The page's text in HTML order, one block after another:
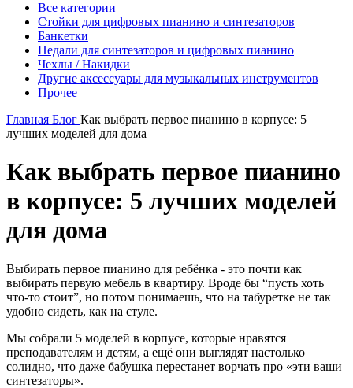
Все категории
Стойки для цифровых пианино и синтезаторов
Банкетки
Педали для синтезаторов и цифровых пианино
Чехлы / Накидки
Другие аксессуары для музыкальных инструментов
Прочее
Главная Блог Как выбрать первое пианино в корпусе: 5
лучших моделей для дома
Как выбрать первое пианино
в корпусе: 5 лучших моделей
для дома
Выбирать первое пианино для ребёнка - это почти как
выбирать первую мебель в квартиру. Вроде бы “пусть хоть
что-то стоит”, но потом понимаешь, что на табуретке не так
удобно сидеть, как на стуле.
Мы собрали 5 моделей в корпусе, которые нравятся
преподавателям и детям, а ещё они выглядят настолько
солидно, что даже бабушка перестанет ворчать про «эти ваши
синтезаторы».